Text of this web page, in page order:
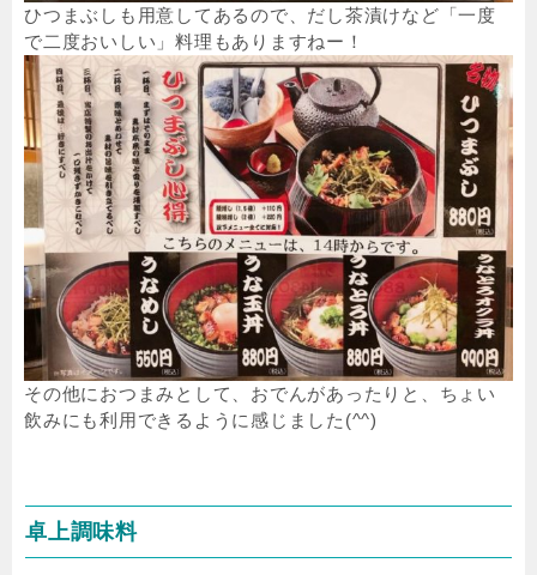
ひつまぶしも用意してあるので、だし茶漬けなど「一度
で二度おいしい」料理もありますねー！
その他におつまみとして、おでんがあったりと、ちょい
飲みにも利用できるように感じました(^^)
卓上調味料